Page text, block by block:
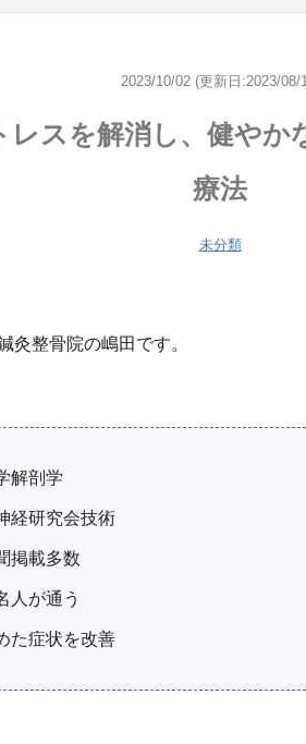
2023/10/02 (更新日:2023/08/
レスを解消し、健やか
療法
未分類
灸整骨院の嶋田です。
解剖学
経研究会技術
掲載多数
人が通う
た症状を改善